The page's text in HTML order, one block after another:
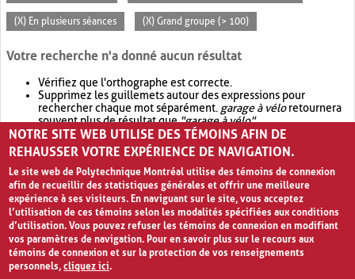
(X) En plusieurs séances (X) Grand groupe (> 100)
Votre recherche n'a donné aucun résultat
Vérifiez que l'orthographe est correcte.
Supprimez les guillemets autour des expressions pour
rechercher chaque mot séparément. garage à véloretournera
souvent plus de résultat que"garage à vélo".
Envisagez d'élargir votre recherche avec OR.garage OR vélo
retournera souvent plus de résultat quegarage à vélo
NOTRE SITE WEB UTILISE DES TÉMOINS AFIN DE
REHAUSSER VOTRE EXPÉRIENCE DE NAVIGATION.
Le site web de Polytechnique Montréal utilise des témoins de connexion
afin de recueillir des statistiques générales et offrir une meilleure
expérience à ses visiteurs. En naviguant sur le site, vous acceptez
l’utilisation de ces témoins selon les modalités spécifiées aux conditions
d’utilisation. Vous pouvez refuser les témoins de connexion en modifiant
vos paramètres de navigation. Pour en savoir plus sur le recours aux
témoins de connexion et sur la protection de vos renseignements
personnels,cliquez ici.